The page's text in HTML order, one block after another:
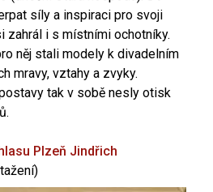
síly a inspiraci pro svoji
zahrál i s místními ochotníky.
něj stali modely k divadelním
mravy, vztahy a zvyky.
tak v sobě nesly otisk
Plzeň Jindřich